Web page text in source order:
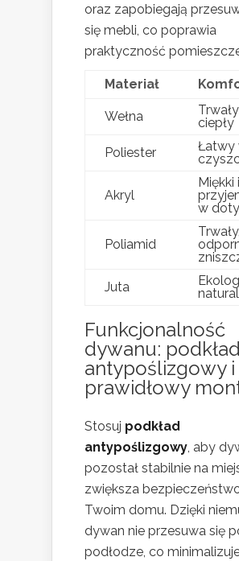
oraz zapobiegają
się mebli, co poprawia
praktyczność
Materiał
Wełna
ciepły
Poliester
Łatwy
Akryl
Miękki i
w
Poliamid
Trwały,
Juta
Funkcjonalność
dywanu: podkład
antypoślizgowy i
prawidłowy
Stosuj podkład
antypoślizgowy, aby
pozostał stabilnie na
zwiększa
Twoim domu. Dzięki
dywan nie przesuwa się
podłodze, co